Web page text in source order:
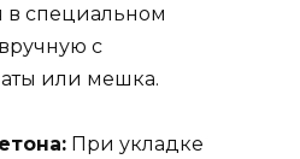
в специальном
с
или мешка.
При укладке